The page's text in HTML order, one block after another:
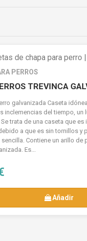
PERROS
TREVINCA
galvanizada Caseta
inclemencias del tiempo, un
trata de una caseta que es
a que es sin tornillos y
Contiene un arillo de
Es...
Añadir